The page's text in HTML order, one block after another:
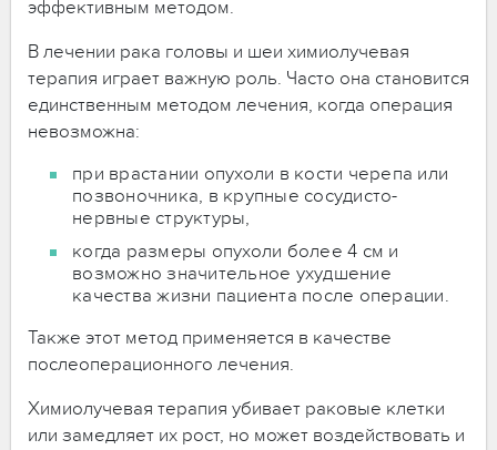
эффективным методом.
В лечении рака головы и шеи химиолучевая
терапия играет важную роль. Часто она становится
единственным методом лечения, когда операция
невозможна:
при врастании опухоли в кости черепа или
позвоночника, в крупные сосудисто-
нервные структуры,
когда размеры опухоли более 4 см и
возможно значительное ухудшение
качества жизни пациента после операции.
Также этот метод применяется в качестве
послеоперационного лечения.
Химиолучевая терапия убивает раковые клетки
или замедляет их рост, но может воздействовать и